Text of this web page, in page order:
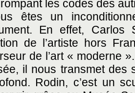
les codes des
êtes un
En effet,
de l’artiste hors
de l’art « moderne
il nous transmet des
Rodin, c’est un